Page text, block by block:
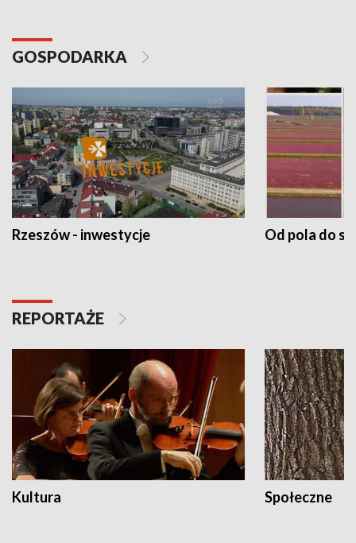
GOSPODARKA
Rzeszów - inwestycje Od pola do
REPORTAŻE
Kultura Społeczne